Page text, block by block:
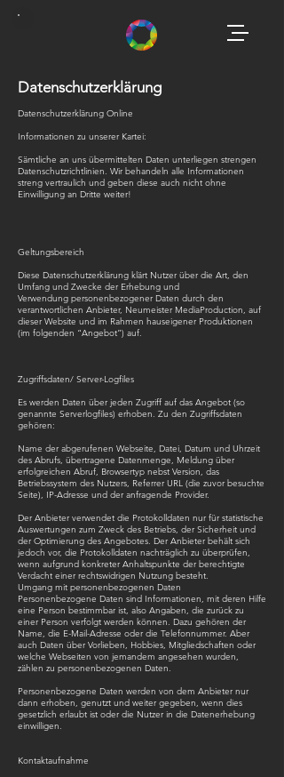
Datenschutzerklärung
Datenschutzerklärung Online
Informationen zu unserer Kartei:
Sämtliche an uns übermittelten Daten unterliegen strengen
Datenschutzrichtlinien. Wir behandeln alle Informationen
streng vertraulich und geben diese auch nicht ohne
Einwilligung an Dritte weiter!
Geltungsbereich
Diese Datenschutzerklärung klärt Nutzer über die Art, den
Umfang und Zwecke der Erhebung und
Verwendung personenbezogener Daten durch den
verantwortlichen Anbieter, Neumeister MediaProduction, auf
dieser Website und im Rahmen hauseigener Produktionen
(im folgenden “Angebot”) auf.
Zugriffsdaten/ Server-Logfiles
Es werden Daten über jeden Zugriff auf das Angebot (so
genannte Serverlogfiles) erhoben. Zu den Zugriffsdaten
gehören:
Name der abgerufenen Webseite, Datei, Datum und Uhrzeit
des Abrufs, übertragene Datenmenge, Meldung über
erfolgreichen Abruf, Browsertyp nebst Version, das
Betriebssystem des Nutzers, Referrer URL (die zuvor besuchte
Seite), IP-Adresse und der anfragende Provider.
Der Anbieter verwendet die Protokolldaten nur für statistische
Auswertungen zum Zweck des Betriebs, der Sicherheit und
der Optimierung des Angebotes. Der Anbieter behält sich
jedoch vor, die Protokolldaten nachträglich zu überprüfen,
wenn aufgrund konkreter Anhaltspunkte der berechtigte
Verdacht einer rechtswidrigen Nutzung besteht.
Umgang mit personenbezogenen Daten
Personenbezogene Daten sind Informationen, mit deren Hilfe
eine Person bestimmbar ist, also Angaben, die zurück zu
einer Person verfolgt werden können. Dazu gehören der
Name, die E-Mail-Adresse oder die Telefonnummer. Aber
auch Daten über Vorlieben, Hobbies, Mitgliedschaften oder
welche Webseiten von jemandem angesehen wurden,
zählen zu personenbezogenen Daten.
Personenbezogene Daten werden von dem Anbieter nur
dann erhoben, genutzt und weiter gegeben, wenn dies
gesetzlich erlaubt ist oder die Nutzer in die Datenerhebung
einwilligen.
Kontaktaufnahme